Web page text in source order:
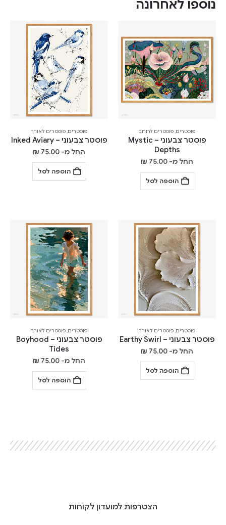
נוספו לאחרונה
פוסטרים,פוסטרים לרוחב
פוסטר צבעוני – Mystic
Depths
החל מ- ₪ 75.00
הוספה לסל
פוסטרים,פוסטרים לאורך
פוסטר צבעוני – Inked Aviary
החל מ- ₪ 75.00
הוספה לסל
פוסטרים,פוסטרים לאורך
פוסטר צבעוני – Earthy Swirl
החל מ- ₪ 75.00
הוספה לסל
פוסטרים,פוסטרים לאורך
פוסטר צבעוני – Boyhood
Tides
החל מ- ₪ 75.00
הוספה לסל
הצטרפות למועדון לקוחות